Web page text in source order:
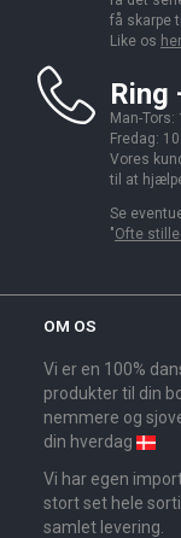
få skarpe
Like os her
Ring
Man-Tors:
Fredag:
Vores
til at
Se
"Ofte
OM OS
Vi er en 100%
produkter til din
nemmere og
din hverdag
Vi har egen
stort set hele
samlet levering.